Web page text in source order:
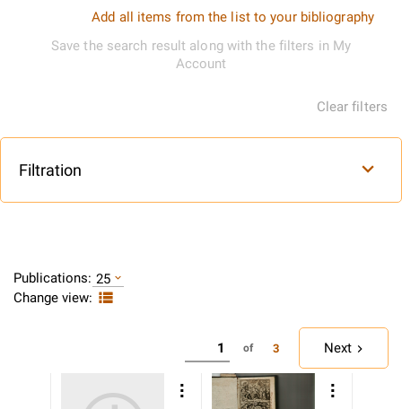
Add all items from the list to your bibliography
Save the search result along with the filters in My
Account
Clear filters
Filtration
Publications: 25
Change view:
of 3 Next